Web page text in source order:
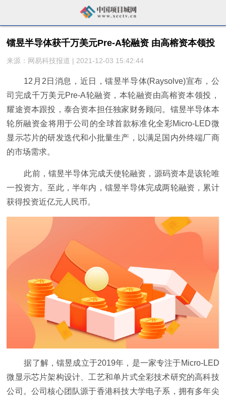
镭昱半导体获千万美元Pre-A轮融资 由高榕资本领投
来源：网易科技报道 | 2021-12-03 15:42:44
12月2日消息，近日，镭昱半导体(Raysolve)宣布，公
司完成千万美元Pre-A轮融资，本轮融资由高榕资本领投，
耀途资本跟投，泰合资本担任独家财务顾问。镭昱半导体本
轮所融资金将用于公司的全球首款标准化全彩Micro-LED微
显示芯片的研发迭代和小批量生产，以满足国内外终端厂商
的市场需求。
此前，镭昱半导体完成天使轮融资，源码资本是该轮唯
一投资方。至此，半年内，镭昱半导体完成两轮融资，累计
获得投资近亿元人民币。
据了解，镭昱成立于2019年，是一家专注于Micro-LED
微显示芯片架构设计、工艺和单片式全彩技术研究的高科技
公司。公司核心团队源于香港科技大学电子系，拥有多年尖